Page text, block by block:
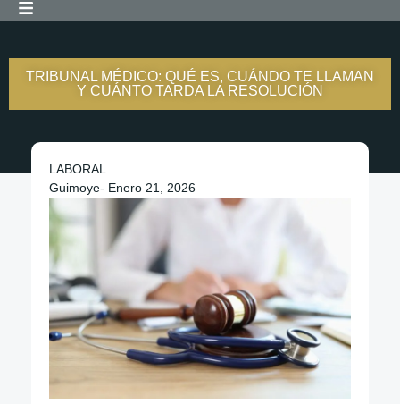
TRIBUNAL MÉDICO: QUÉ ES, CUÁNDO TE LLAMAN
Y CUÁNTO TARDA LA RESOLUCIÓN
LABORAL
Guimoye- Enero 21, 2026